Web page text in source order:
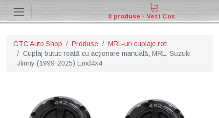
0 produse - Vezi Cos
GTC Auto Shop Produse
MRL-uri cuplaje roti
Cuplaj butuc roată cu acționare manuală, MRL, Suzuki
Jimny (1999-2025) Emd4x4